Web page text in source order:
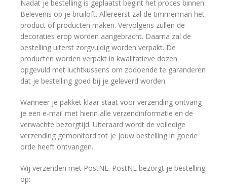
Nadat je bestelling is geplaatst begint het proces binnen
Belevenis op je bruiloft. Allereerst zal de timmerman het
product of producten maken. Vervolgens zullen de
decoraties erop worden aangebracht. Daarna zal de
bestelling uiterst zorgvuldig worden verpakt. De
producten worden verpakt in kwalitatieve dozen
opgevuld met luchtkussens om zodoende te garanderen
dat je bestelling goed bij je geleverd worden.
Wanneer je pakket klaar staat voor verzending ontvang
je een e-mail met hierin alle verzendinformatie en de
verwachte bezorgtijd. Uiteraard wordt de volledige
verzending gemonitord tot je jouw bestelling in goede
orde heeft ontvangen.
Wij verzenden met PostNL. PostNL bezorgt je bestelling
op: